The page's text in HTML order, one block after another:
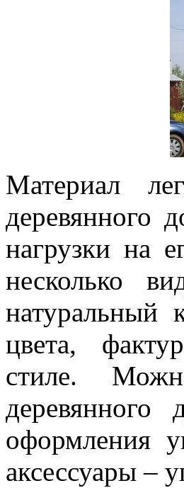
Материал
деревянного
нагрузки на
несколько
натуральный
цвета,
стиле.
оформления
аксессуары –